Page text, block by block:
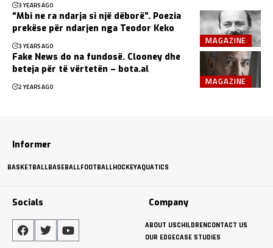
3 YEARS AGO
MAGAZINE
“Mbi ne ra ndarja si një dëborë”. Poezia
prekëse për ndarjen nga Teodor Keko
3 YEARS AGO
MAGAZINE
Fake News do na fundosë. Clooney dhe
beteja për të vërtetën – bota.al
2 YEARS AGO
Informer
BASKETBALLBASEBALLFOOTBALLHOCKEYAQUATICS
Socials Company
ABOUT USCHILDRENCONTACT US
OUR EDGECASE STUDIES